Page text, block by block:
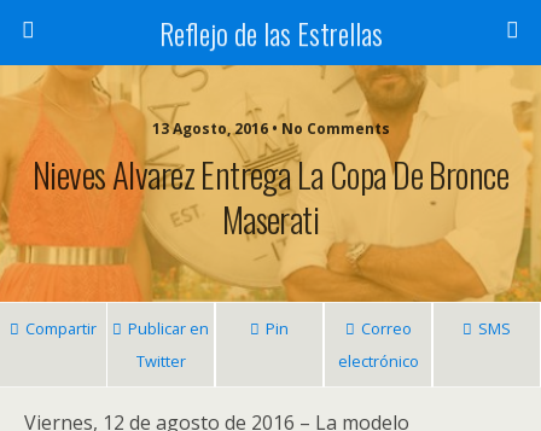
Reflejo de las Estrellas
13 Agosto, 2016 • No Comments
Nieves Alvarez Entrega La Copa De Bronce
Maserati
Compartir
Publicar en
Twitter
Pin
Correo
electrónico
SMS
Viernes, 12 de agosto de 2016 – La modelo